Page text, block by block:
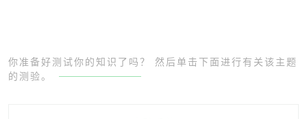
你准备好测试你的知识了吗？ 然后单击下面进行有关该主题
的测验。